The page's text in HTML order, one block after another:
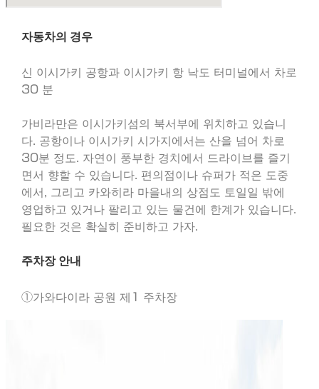
자동차의 경우
신 이시가키 공항과 이시가키 항 낙도 터미널에서 차로
30 분
가비라만은 이시가키섬의 북서부에 위치하고 있습니
다. 공항이나 이시가키 시가지에서는 산을 넘어 차로
30분 정도. 자연이 풍부한 경치에서 드라이브를 즐기
면서 향할 수 있습니다. 편의점이나 슈퍼가 적은 도중
에서, 그리고 카와히라 마을내의 상점도 토일일 밖에
영업하고 있거나 팔리고 있는 물건에 한계가 있습니다.
필요한 것은 확실히 준비하고 가자.
주차장 안내
①가와다이라 공원 제1 주차장